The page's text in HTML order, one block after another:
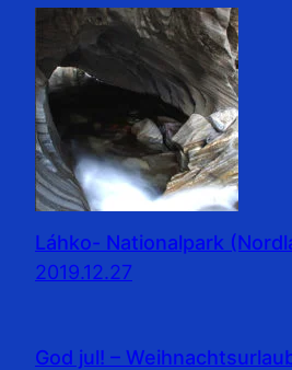
Láhko- Nationalpark
2019.12.27
God jul! –